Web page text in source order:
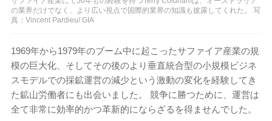
の業界だけでなく、より広い視点で国際的業界の知識も披露してくれた。 写
真：Vincent Pardieu/ GIA
1969年から1979年のブーム中に起こったサファイア産業の規
模の巨大化、そしてその後のより垂直統合型の小規模ビジネ
スモデルでの採鉱運営の減少という激動の変化を経験してき
た鉱山労働者にも出会いました。 競争に勝つために、運営は
全て非常に効率的かつ革新的にならざるを得ませんでした。